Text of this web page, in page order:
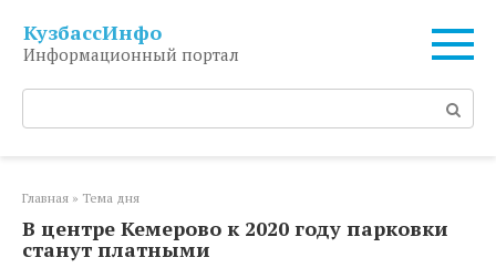
контенту
КузбассИнфо
Информационный портал
Поиск:
Главная » Тема дня
В центре Кемерово к 2020 году парковки
станут платными